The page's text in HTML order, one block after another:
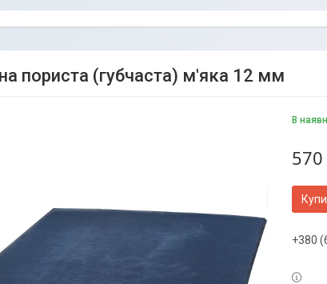
пориста (губчаста) м'яка 12 мм
В
570
+380